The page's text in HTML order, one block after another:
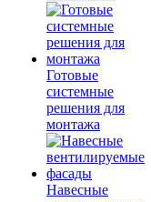
Готовые
системные
решения для
монтажа
Навесные